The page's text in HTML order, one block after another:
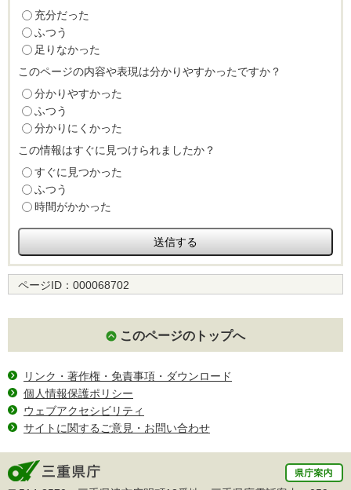
充分だった
ふつう
足りなかった
このページの内容や表現は分かりやすかったですか？
分かりやすかった
ふつう
分かりにくかった
この情報はすぐに見つけられましたか？
すぐに見つかった
ふつう
時間がかかった
ページID： 000068702
このページのトップへ
リンク・著作権・免責事項・ダウンロード
個人情報保護ポリシー
ウェブアクセシビリティ
サイトに関するご意見・お問い合わせ